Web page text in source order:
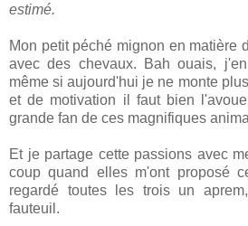
estimé.
Mon petit péché mignon en matière
avec des chevaux. Bah ouais,
même si aujourd'hui je ne monte
et de motivation il faut bien
grande fan de ces magnifiques
Et je partage cette passions avec
coup quand elles m'ont proposé
regardé toutes les trois un
fauteuil.